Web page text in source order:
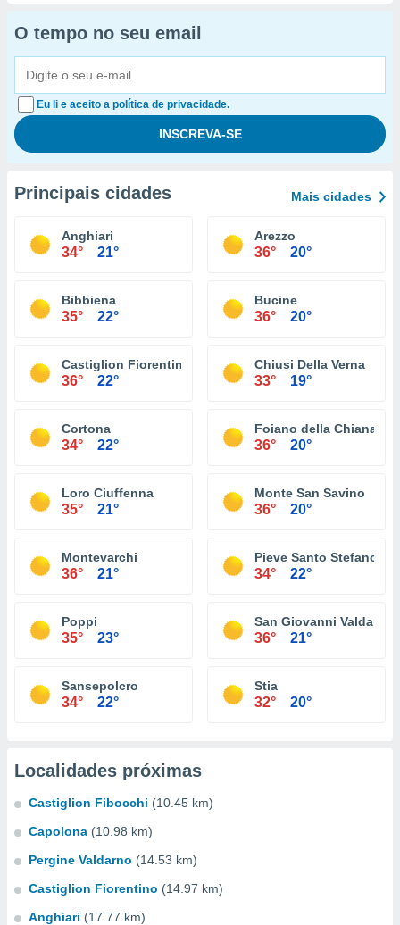
O tempo no seu email
Eu li e aceito a política de privacidade.
Principais cidades Mais cidades
Anghiari
34° 21°
Arezzo
36° 20°
Bibbiena
35° 22°
Bucine
36° 20°
Castiglion Fiorentino
36° 22°
Chiusi Della Verna
33° 19°
Cortona
34° 22°
Foiano della Chiana
36° 20°
Loro Ciuffenna
35° 21°
Monte San Savino
36° 20°
Montevarchi
36° 21°
Pieve Santo Stefano
34° 22°
Poppi
35° 23°
San Giovanni Valdarno
36° 21°
Sansepolcro
34° 22°
Stia
32° 20°
Localidades próximas
Castiglion Fibocchi (10.45 km)
Capolona (10.98 km)
Pergine Valdarno (14.53 km)
Castiglion Fiorentino (14.97 km)
Anghiari (17.77 km)